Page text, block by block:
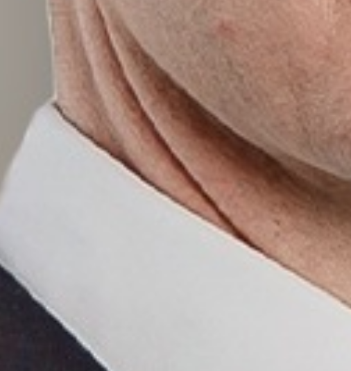
Carreiras
SERVIÇOS Áreas de
NOTÍCIAS Insights
Fale